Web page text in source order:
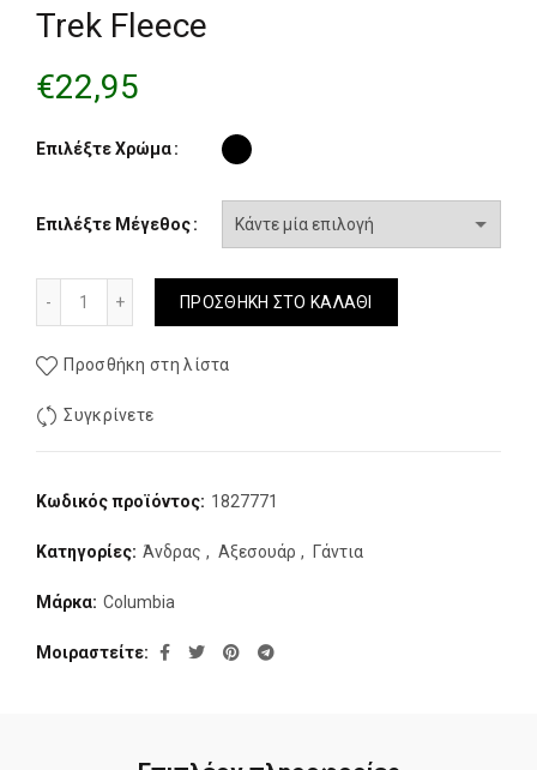
Trek Fleece
€22,95
Επιλέξτε Χρώμα
Επιλέξτε Μέγεθος
ΠΡΟΣΘΉΚΗ ΣΤΟ ΚΑΛΆΘΙ
Προσθήκη στη λίστα
Συγκρίνετε
Κωδικός προϊόντος: 1827771
Κατηγορίες: Άνδρας , Αξεσουάρ , Γάντια
Μάρκα: Columbia
Μοιραστείτε